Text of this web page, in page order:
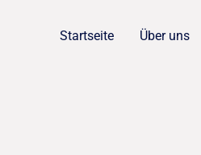
Startseite Über uns